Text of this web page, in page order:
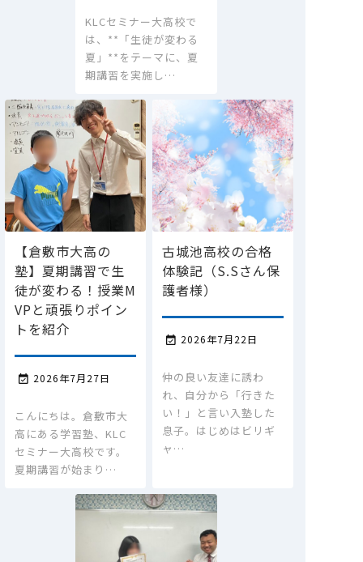
KLCセミナー大高校で
は、**「生徒が変わる
夏」**をテーマに、夏
期講習を実施し…
【倉敷市大高の
塾】夏期講習で生
徒が変わる！授業M
VPと頑張りポイン
トを紹介
 2026年7月27日
こんにちは。倉敷市大
高にある学習塾、KLC
セミナー大高校です。
夏期講習が始まり…
古城池高校の合格
体験記（S.Sさん保
護者様）
 2026年7月22日
仲の良い友達に誘わ
れ、自分から「行きた
い！」と言い入塾した
息子。はじめはビリギ
ャ…